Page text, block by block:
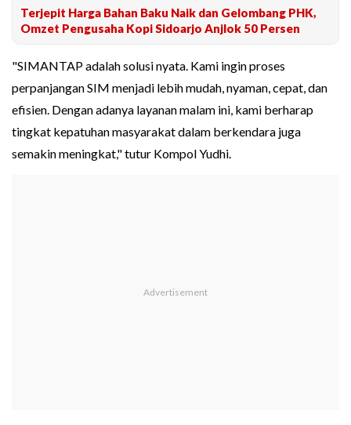
Terjepit Harga Bahan Baku Naik dan Gelombang PHK,
Omzet Pengusaha Kopi Sidoarjo Anjlok 50 Persen
"SIMANTAP adalah solusi nyata. Kami ingin proses
perpanjangan SIM menjadi lebih mudah, nyaman, cepat, dan
efisien. Dengan adanya layanan malam ini, kami berharap
tingkat kepatuhan masyarakat dalam berkendara juga
semakin meningkat," tutur Kompol Yudhi.